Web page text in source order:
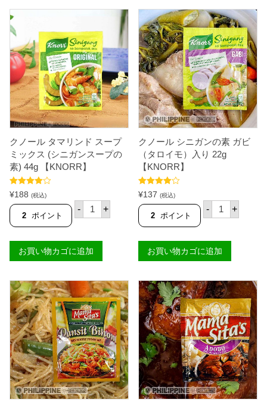
デ
タ
ミ
ッ
ク
ス
5
0
g
【
M
M
A
S
I
'
】
プ
ス
イ
カ
ン
ト
ン
ミ
ッ
ク
ス
4
0
【
M
I
A
】
個
クノール タマリンド スープ
ミックス (シニガンスープの
素) 44g 【KNORR】
5段階中
4.91 の評価
¥188 (税込)
2 ポイント
- ク
ノ
タ
マ
リ
ド
ス
ー
プ
ミ
ッ
ク
ス
(
シ
ニ
ガ
ン
+
お買い物カゴに追加
クノール シニガンの素 ガビ
（タロイモ）入り 22g
【KNORR】
5段階中
4.80 の評価
¥137 (税込)
2 ポイント
- ク
ノ
シ
ニ
ガ
の
素
ガ
ビ
（
タ
ロ
イ
モ
）
入
り
2
+
お買い物カゴに追加